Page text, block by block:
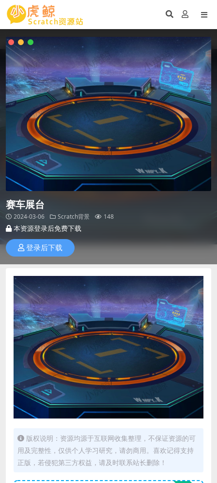
赛车展台
2024-03-06 Scratch背景 148
本资源登录后免费下载
登录后下载
版权说明：资源均源于互联网收集整理，不保证资源的可
用及完整性，仅供个人学习研究，请勿商用。喜欢记得支持
正版，若侵犯第三方权益，请及时联系站长删除！